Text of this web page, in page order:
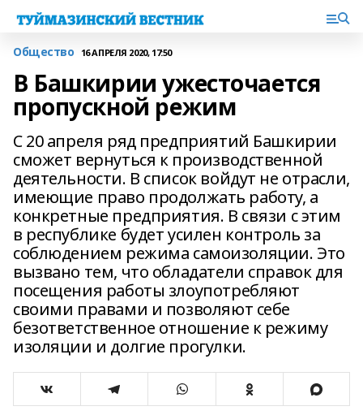
Общество 16 АПРЕЛЯ 2020, 17:50
В Башкирии ужесточается
пропускной режим
С 20 апреля ряд предприятий Башкирии
сможет вернуться к производственной
деятельности. В список войдут не отрасли,
имеющие право продолжать работу, а
конкретные предприятия. В связи с этим
в республике будет усилен контроль за
соблюдением режима самоизоляции. Это
вызвано тем, что обладатели справок для
посещения работы злоупотребляют
своими правами и позволяют себе
безответственное отношение к режиму
изоляции и долгие прогулки.